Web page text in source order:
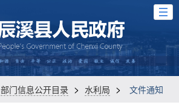
部门信息公开目录 > 水利局 > 文件通知